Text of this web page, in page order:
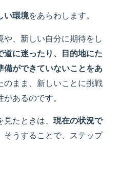
い環境をあらわします。
、新しい自分に期待をし
道に迷ったり、目的地にた
備ができていないことをあ
のまま、新しいことに挑戦
あるのです。
たときは、 現在の状況で
そうすることで、ステップ